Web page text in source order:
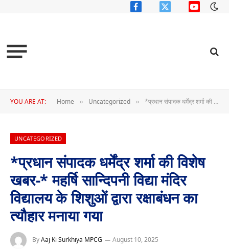
FacebookX
YouTube
YOU ARE AT: Home » Uncategorized » *प्रधान संपादक धर्मेंद्र शर्मा की विशेष खबर-* महर्षि सान्दिपनी विद्या मंदिर विद्यालय के शिशुओं द्वारा रक्षाबंधन का त्यौहार मनाया गया
UNCATEGORIZED
*प्रधान संपादक धर्मेंद्र शर्मा की विशेष
खबर-* महर्षि सान्दिपनी विद्या मंदिर
विद्यालय के शिशुओं द्वारा रक्षाबंधन का
त्यौहार मनाया गया
ByAaj Ki Surkhiya MPCG
August 10, 2025